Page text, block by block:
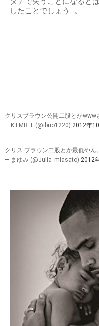
したことでしょう…。
クリスブラウン公開二股とかwww
— KTMR.T (@ibuo1220) 2012年
クリス ブラウン二股とか最低やん。
— まゆみ (@Julia_miasato) 2012